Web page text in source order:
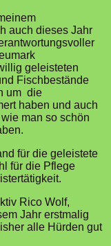
auch dieses Jahr
geleisteten
Fischbestände
um die
haben und auch
man so schön
für die geleistete
für die Pflege
Rico Wolf,
Jahr erstmalig
alle Hürden gut